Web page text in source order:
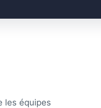
les équipes